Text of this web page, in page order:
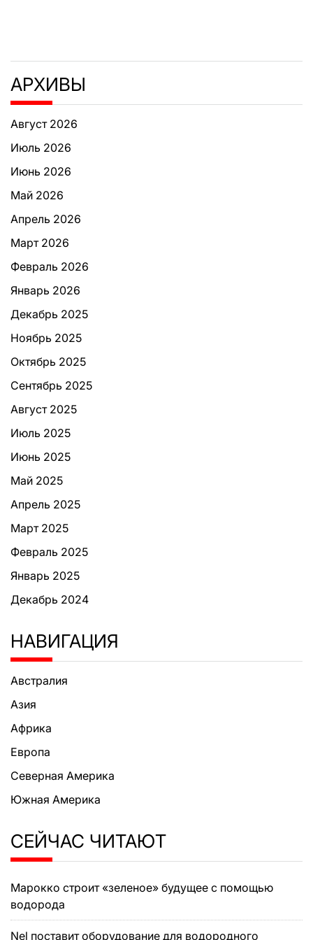
АРХИВЫ
Август 2026
Июль 2026
Июнь 2026
Май 2026
Апрель 2026
Март 2026
Февраль 2026
Январь 2026
Декабрь 2025
Ноябрь 2025
Октябрь 2025
Сентябрь 2025
Август 2025
Июль 2025
Июнь 2025
Май 2025
Апрель 2025
Март 2025
Февраль 2025
Январь 2025
Декабрь 2024
НАВИГАЦИЯ
Австралия
Азия
Африка
Европа
Северная Америка
Южная Америка
СЕЙЧАС ЧИТАЮТ
Марокко строит «зеленое» будущее с помощью
водорода
Nel поставит оборудование для водородного